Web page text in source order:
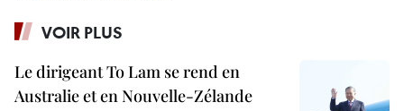
VOIR PLUS
Le dirigeant To Lam se rend en
Australie et en Nouvelle-Zélande